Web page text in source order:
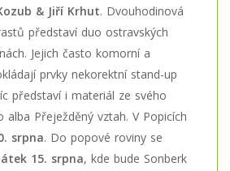
& Jiří Krhut. Dvouhodinová
představí duo ostravských
Jejich často komorní a
prvky nekorektní stand-up
představí i materiál ze svého
alba Přeježděný vztah. V Popicích
srpna. Do popové roviny se
15. srpna, kde bude Sonberk